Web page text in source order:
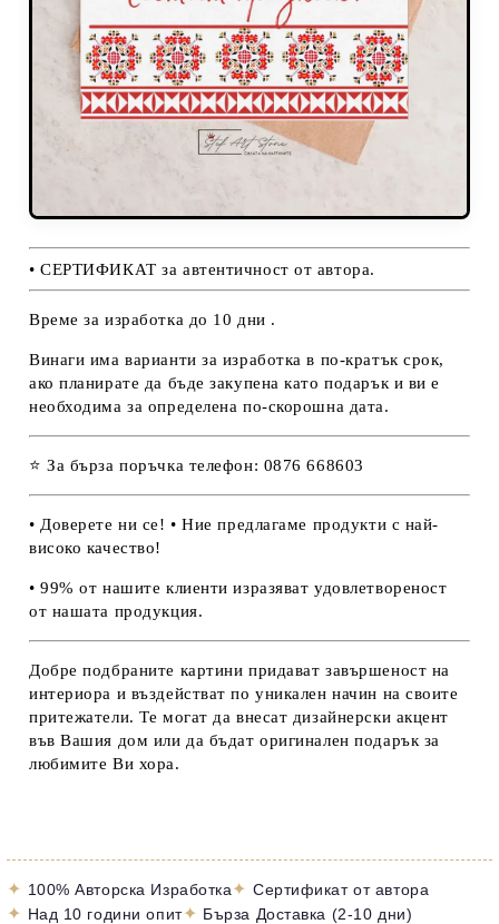
• СЕРТИФИКАТ за автентичност от автора.
Време за изработка до 10 дни .
Винаги има варианти за изработка в по-кратък срок,
ако планирате да бъде закупена като подарък и ви е
необходима за определена по-скорошна дата.
⭐ За бърза поръчка телефон: 0876 668603
• Доверете ни се! • Ние предлагаме продукти с най-
високо качество!
• 99% от нашите клиенти изразяват удовлетвореност
от нашата продукция.
Добре подбраните картини придават завършеност на
интериора и въздействат по уникален начин на своите
притежатели. Те могат да внесат дизайнерски акцент
във Вашия дом или да бъдат оригинален подарък за
любимите Ви хора.
✦ 100% Авторска Изработка✦ Сертификат от автора
✦ Над 10 години опит✦ Бърза Доставка (2-10 дни)